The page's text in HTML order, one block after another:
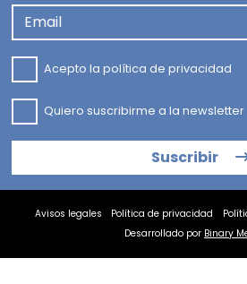
Email
Acepto la política de privacidad
Quiero suscribirme a la newsletter
Suscribir
Avisos legales Política de privacidad
Desarrollado por Binary